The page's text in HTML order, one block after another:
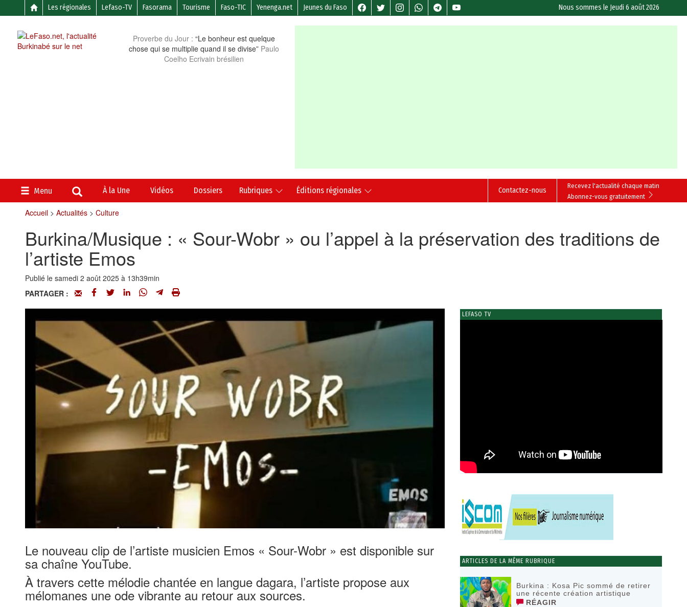
Les régionales Lefaso-TV Fasorama Tourisme Faso-TIC Yenenga.net Jeunes du Faso Nous sommes le Jeudi 6 août 2026
Proverbe du Jour : “Le bonheur est quelque
chose qui se multiplie quand il se divise” Paulo
Coelho Ecrivain brésilien
Menu À la Une Vidéos Dossiers Rubriques Éditions régionales
Recevez l'actualité chaque matin
Abonnez-vous gratuitement
Contactez-nous
Accueil> Actualités> Culture
Burkina/Musique : « Sour-Wobr » ou l’appel à la préservation des traditions de
l’artiste Emos
Publié le samedi 2 août 2025 à 13h39min
PARTAGER :
Le nouveau clip de l’artiste musicien Emos « Sour-Wobr » est disponible sur
sa chaîne YouTube.
À travers cette mélodie chantée en langue dagara, l’artiste propose aux
mélomanes une ode vibrante au retour aux sources.
LEFASO TV
ARTICLES DE LA MÊME RUBRIQUE
Burkina : Kosa Pic sommé de retirer
une récente création artistique
RÉAGIR